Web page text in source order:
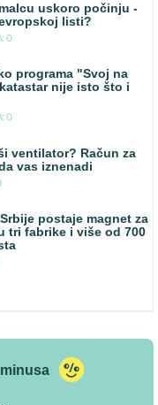
uskoro počinju -
listi?
0
programa "Svoj na
nije isto što i
0
ventilator? Račun za
vas iznenadi
postaje magnet za
tri fabrike i više od 700